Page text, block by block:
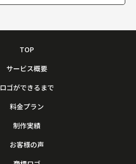
TOP
サービス概要
ロゴができるまで
料金プラン
制作実績
お客様の声